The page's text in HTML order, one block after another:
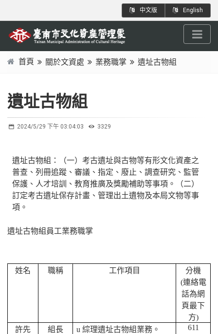
到
主
內
塊
中文版 English
首頁 關於文資處 業務職掌
遺址古物組
遺址古物組
2024/5/29 下午 03:04:03 3329
遺址古物組：（一）考古遺址與古物等有形文化資產之
普查、列冊追蹤、審議、指定、廢止、調查研究、監管
保護、人才培訓、教育推廣及獎勵補助等事項。（二）
訂定考古遺址保存計畫、管理出土遺物及本局文物等事
項。
遺址古物組員工業務職掌
姓名 職稱 工作項目
分機
(連絡電
話為網
頁最下
方)
許先
組長 u 綜理遺址古物組業務。 611